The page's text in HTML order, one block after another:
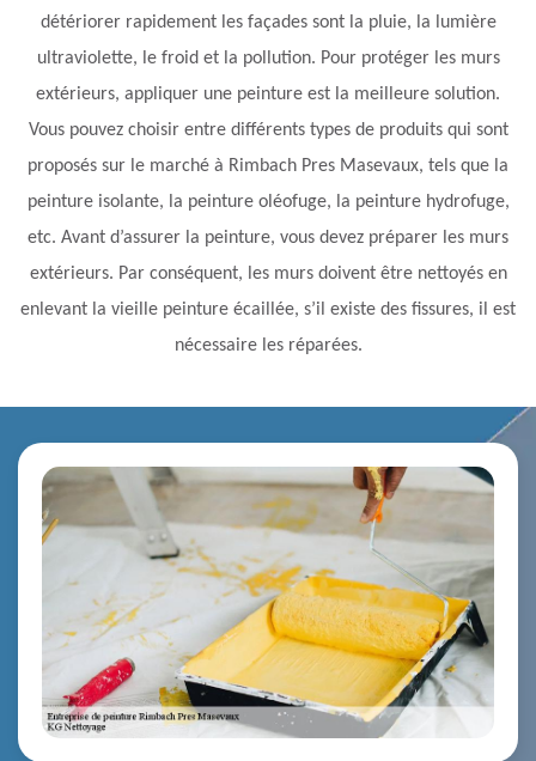
détériorer rapidement les façades sont la pluie, la lumière
ultraviolette, le froid et la pollution. Pour protéger les murs
extérieurs, appliquer une peinture est la meilleure solution.
Vous pouvez choisir entre différents types de produits qui sont
proposés sur le marché à Rimbach Pres Masevaux, tels que la
peinture isolante, la peinture oléofuge, la peinture hydrofuge,
etc. Avant d’assurer la peinture, vous devez préparer les murs
extérieurs. Par conséquent, les murs doivent être nettoyés en
enlevant la vieille peinture écaillée, s’il existe des fissures, il est
nécessaire les réparées.